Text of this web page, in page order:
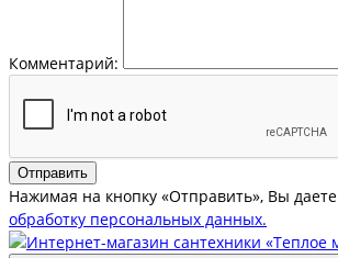
Комментарий:
Отправить
Нажимая на кнопку «Отправить», Вы даете
обработку персональных данных.